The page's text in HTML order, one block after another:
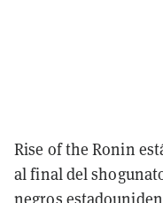
Rise of the Ronin
al final del
negros